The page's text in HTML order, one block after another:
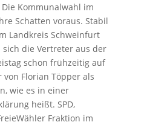
Die Kommunalwahl im
Schatten voraus. Stabil
Landkreis Schweinfurt
die Vertreter aus der
schon frühzeitig auf
Florian Töpper als
wie es in einer
heißt. SPD,
Fraktion im